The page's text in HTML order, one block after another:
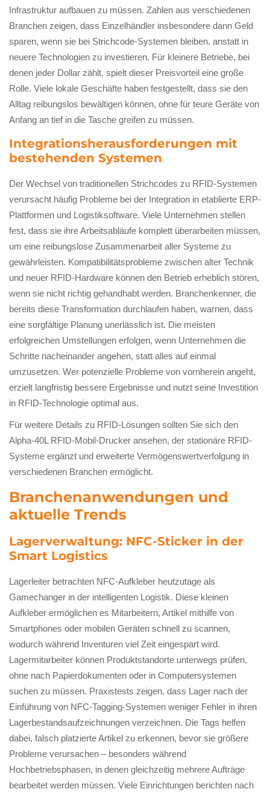
Infrastruktur aufbauen zu müssen. Zahlen aus verschiedenen
Branchen zeigen, dass Einzelhändler insbesondere dann Geld
sparen, wenn sie bei Strichcode-Systemen bleiben, anstatt in
neuere Technologien zu investieren. Für kleinere Betriebe, bei
denen jeder Dollar zählt, spielt dieser Preisvorteil eine große
Rolle. Viele lokale Geschäfte haben festgestellt, dass sie den
Alltag reibungslos bewältigen können, ohne für teure Geräte von
Anfang an tief in die Tasche greifen zu müssen.
Integrationsherausforderungen mit
bestehenden Systemen
Der Wechsel von traditionellen Strichcodes zu RFID-Systemen
verursacht häufig Probleme bei der Integration in etablierte ERP-
Plattformen und Logistiksoftware. Viele Unternehmen stellen
fest, dass sie ihre Arbeitsabläufe komplett überarbeiten müssen,
um eine reibungslose Zusammenarbeit aller Systeme zu
gewährleisten. Kompatibilitätsprobleme zwischen alter Technik
und neuer RFID-Hardware können den Betrieb erheblich stören,
wenn sie nicht richtig gehandhabt werden. Branchenkenner, die
bereits diese Transformation durchlaufen haben, warnen, dass
eine sorgfältige Planung unerlässlich ist. Die meisten
erfolgreichen Umstellungen erfolgen, wenn Unternehmen die
Schritte nacheinander angehen, statt alles auf einmal
umzusetzen. Wer potenzielle Probleme von vornherein angeht,
erzielt langfristig bessere Ergebnisse und nutzt seine Investition
in RFID-Technologie optimal aus.
Für weitere Details zu RFID-Lösungen sollten Sie sich den
Alpha-40L RFID-Mobil-Drucker ansehen, der stationäre RFID-
Systeme ergänzt und erweiterte Vermögenswertverfolgung in
verschiedenen Branchen ermöglicht.
Branchenanwendungen und
aktuelle Trends
Lagerverwaltung: NFC-Sticker in der
Smart Logistics
Lagerleiter betrachten NFC-Aufkleber heutzutage als
Gamechanger in der intelligenten Logistik. Diese kleinen
Aufkleber ermöglichen es Mitarbeitern, Artikel mithilfe von
Smartphones oder mobilen Geräten schnell zu scannen,
wodurch während Inventuren viel Zeit eingespart wird.
Lagermitarbeiter können Produktstandorte unterwegs prüfen,
ohne nach Papierdokumenten oder in Computersystemen
suchen zu müssen. Praxistests zeigen, dass Lager nach der
Einführung von NFC-Tagging-Systemen weniger Fehler in ihren
Lagerbestandsaufzeichnungen verzeichnen. Die Tags helfen
dabei, falsch platzierte Artikel zu erkennen, bevor sie größere
Probleme verursachen – besonders während
Hochbetriebsphasen, in denen gleichzeitig mehrere Aufträge
bearbeitet werden müssen. Viele Einrichtungen berichten nach